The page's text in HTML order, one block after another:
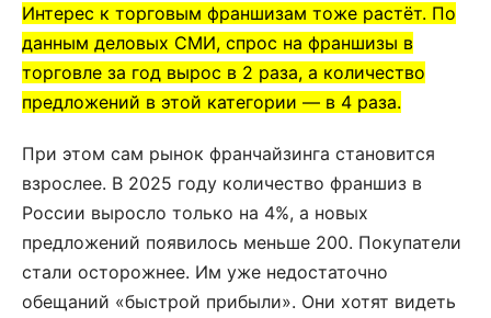
Интерес к торговым франшизам тоже растёт. По
данным деловых СМИ, спрос на франшизы в
торговле за год вырос в 2 раза, а количество
предложений в этой категории — в 4 раза.
При этом сам рынок франчайзинга становится
взрослее. В 2025 году количество франшиз в
России выросло только на 4%, а новых
предложений появилось меньше 200. Покупатели
стали осторожнее. Им уже недостаточно
обещаний «быстрой прибыли». Они хотят видеть